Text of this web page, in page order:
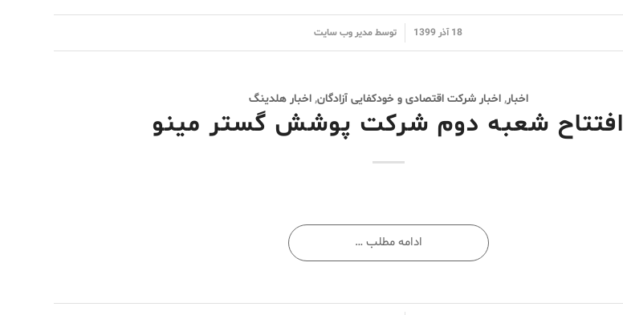
18 آذر 1399
/ توسطمدیر وب سایت
اخبار,اخبار شرکت اقتصادی و خودکفایی آزادگان,اخبار هلدینگ
افتتاح شعبه دوم شرکت پوشش گستر مینو
ادامه مطلب …